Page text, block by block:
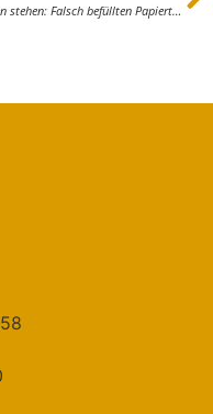
Bleiben stehen: Falsch befüllten Papiertonnen